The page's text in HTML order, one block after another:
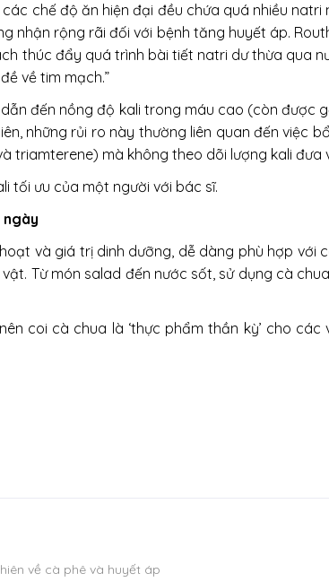
chế độ ăn hiện đại đều chứa quá nhiều
nhận rộng rãi đối với bệnh tăng huyết áp.
thúc đẩy quá trình bài tiết natri dư thừa qua
về tim mạch.”
đến nồng độ kali trong máu cao (còn được
những rủi ro này thường liên quan đến việc
triamterene) mà không theo dõi lượng kali đưa
tối ưu của một người với bác sĩ.
ngày
và giá trị dinh dưỡng, dễ dàng phù hợp
Từ món salad đến nước sốt, sử dụng cà
coi cà chua là ‘thực phẩm thần kỳ’ cho
về cà phê và huyết áp